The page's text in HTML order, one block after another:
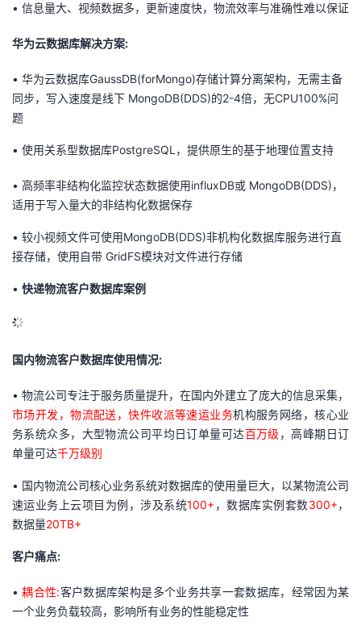
• 信息量大、视频数据多，更新速度快，物流效率与准确性难以保证
华为云数据库解决方案:
• 华为云数据库GaussDB(forMongo)存储计算分离架构，无需主备
同步，写入速度是线下 MongoDB(DDS)的2-4倍，无CPU100%问
题
• 使用关系型数据库PostgreSQL，提供原生的基于地理位置支持
• 高频率非结构化监控状态数据使用influxDB或 MongoDB(DDS)，
适用于写入量大的非结构化数据保存
• 较小视频文件可使用MongoDB(DDS)非机构化数据库服务进行直
接存储，使用自带 GridFS模块对文件进行存储
• 快递物流客户数据库案例
国内物流客户数据库使用情况:
• 物流公司专注于服务质量提升，在国内外建立了庞大的信息采集，
市场开发 ，物流配送，快件收派等速运业务机构服务网络，核心业
务系统众多，大型物流公司平均日订单量可达百万级 ，高峰期日订
单量可达千万级别
• 国内物流公司核心业务系统对数据库的使用量巨大，以某物流公司
速运业务上云项目为例，涉及系统100+ ，数据库实例套数300+，
数据量20TB+
客户痛点:
•耦合性:客户数据库架构是多个业务共享一套数据库，经常因为某
一个业务负载较高，影响所有业务的性能稳定性